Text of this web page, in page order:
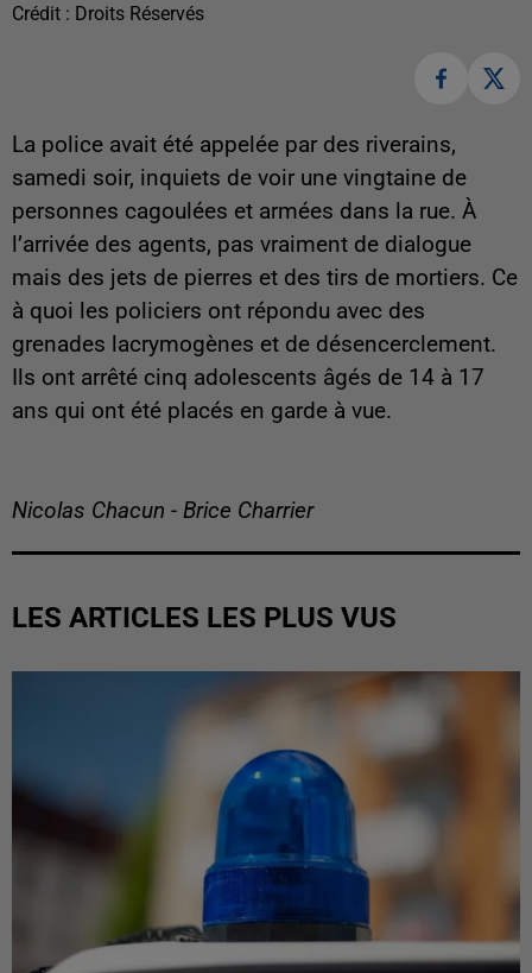
Crédit : Droits Réservés
La police avait été appelée par des riverains,
samedi soir, inquiets de voir une vingtaine de
personnes cagoulées et armées dans la rue. À
l’arrivée des agents, pas vraiment de dialogue
mais des jets de pierres et des tirs de mortiers. Ce
à quoi les policiers ont répondu avec des
grenades lacrymogènes et de désencerclement.
Ils ont arrêté cinq adolescents âgés de 14 à 17
ans qui ont été placés en garde à vue.
Nicolas Chacun - Brice Charrier
LES ARTICLES LES PLUS VUS